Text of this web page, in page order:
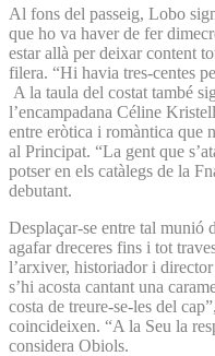
Al fons del passeig, Lobo
que ho va haver de fer
estar allà per deixar content
filera. “Hi havia tres-centes
A la taula del costat també
l’encampadana Céline
entre eròtica i romàntica que
al Principat. “La gent que
potser en els catàlegs de la
debutant.
Desplaçar-se entre tal munió
agafar dreceres fins i tot
l’arxiver, historiador i
s’hi acosta cantant una
costa de treure-se-les del
coincideixen. “A la Seu la
considera Obiols.